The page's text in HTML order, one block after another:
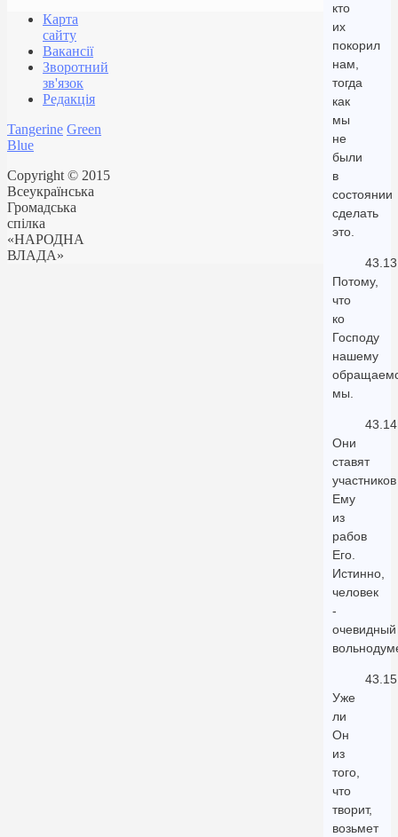
кто
их
покорил
нам,
тогда
как
мы
не
были
в
состоянии
сделать
это.
43.13
Потому,
что
ко
Господу
нашему
мы.
43.14
Они
ставят
участников
Ему
из
рабов
Его.
Истинно,
человек
-
очевидный
43.15
Уже
ли
Он
из
того,
что
творит,
возьмет
Карта
сайту
Вакансії
Зворотний
зв'язок
Редакція
Tangerine Green
Blue
Copyright © 2015
Всеукраїнська
Громадська
спілка
«НАРОДНА
ВЛАДА»